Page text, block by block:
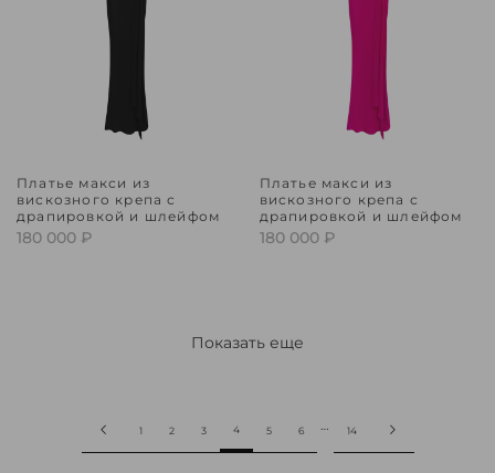
Платье макси из
вискозного крепа с
драпировкой и шлейфом
180 000 ₽
Платье макси из
вискозного крепа с
драпировкой и шлейфом
180 000 ₽
Показать еще
1 2 3 4 5 6 14